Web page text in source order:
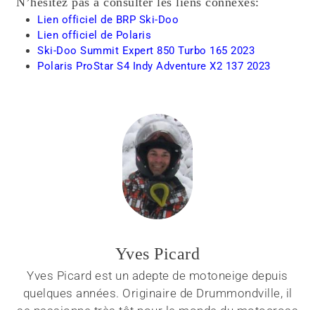
Lien officiel de BRP Ski-Doo
Lien officiel de Polaris
Ski-Doo Summit Expert 850 Turbo 165 2023
Polaris ProStar S4 Indy Adventure X2 137 2023
Yves Picard
Yves Picard est un adepte de motoneige depuis
quelques années. Originaire de Drummondville, il